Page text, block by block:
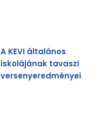
A KEVI általános
iskolájának tavaszi
versenyeredményei